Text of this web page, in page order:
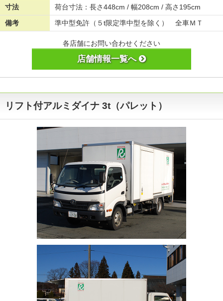
寸法
荷台寸法：長さ448cm / 幅208cm / 高さ195cm
備考
準中型免許（５t限定準中型を除く） 全車ＭＴ
各店舗にお問い合わせください
店舗情報一覧へ
リフト付アルミダイナ 3t（パレット）